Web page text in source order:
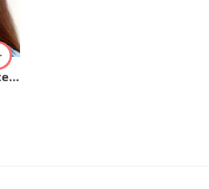
Mascarilla Transparente Reutilizable Homologada. (30 lavados)